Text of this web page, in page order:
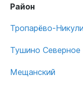
Район
Тропарёво-
Тушино Северное
Мещанский